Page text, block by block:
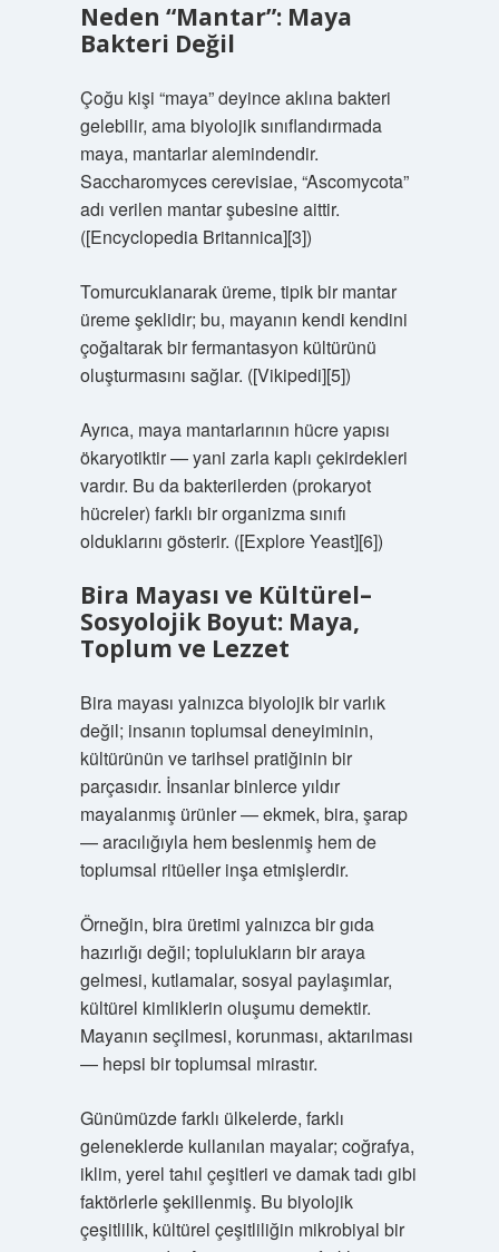
Neden “Mantar”: Maya
Bakteri Değil
Çoğu kişi “maya” deyince aklına bakteri
gelebilir, ama biyolojik sınıflandırmada
maya, mantarlar alemindendir.
Saccharomyces cerevisiae, “Ascomycota”
adı verilen mantar şubesine aittir.
([Encyclopedia Britannica][3])
Tomurcuklanarak üreme, tipik bir mantar
üreme şeklidir; bu, mayanın kendi kendini
çoğaltarak bir fermantasyon kültürünü
oluşturmasını sağlar. ([Vikipedi][5])
Ayrıca, maya mantarlarının hücre yapısı
ökaryotiktir — yani zarla kaplı çekirdekleri
vardır. Bu da bakterilerden (prokaryot
hücreler) farklı bir organizma sınıfı
olduklarını gösterir. ([Explore Yeast][6])
Bira Mayası ve Kültürel–
Sosyolojik Boyut: Maya,
Toplum ve Lezzet
Bira mayası yalnızca biyolojik bir varlık
değil; insanın toplumsal deneyiminin,
kültürünün ve tarihsel pratiğinin bir
parçasıdır. İnsanlar binlerce yıldır
mayalanmış ürünler — ekmek, bira, şarap
— aracılığıyla hem beslenmiş hem de
toplumsal ritüeller inşa etmişlerdir.
Örneğin, bira üretimi yalnızca bir gıda
hazırlığı değil; toplulukların bir araya
gelmesi, kutlamalar, sosyal paylaşımlar,
kültürel kimliklerin oluşumu demektir.
Mayanın seçilmesi, korunması, aktarılması
— hepsi bir toplumsal mirastır.
Günümüzde farklı ülkelerde, farklı
geleneklerde kullanılan mayalar; coğrafya,
iklim, yerel tahıl çeşitleri ve damak tadı gibi
faktörlerle şekillenmiş. Bu biyolojik
çeşitlilik, kültürel çeşitliliğin mikrobiyal bir